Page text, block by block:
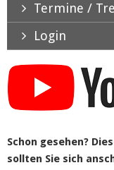
Termine /
Login
Schon gesehen?
sollten Sie sich